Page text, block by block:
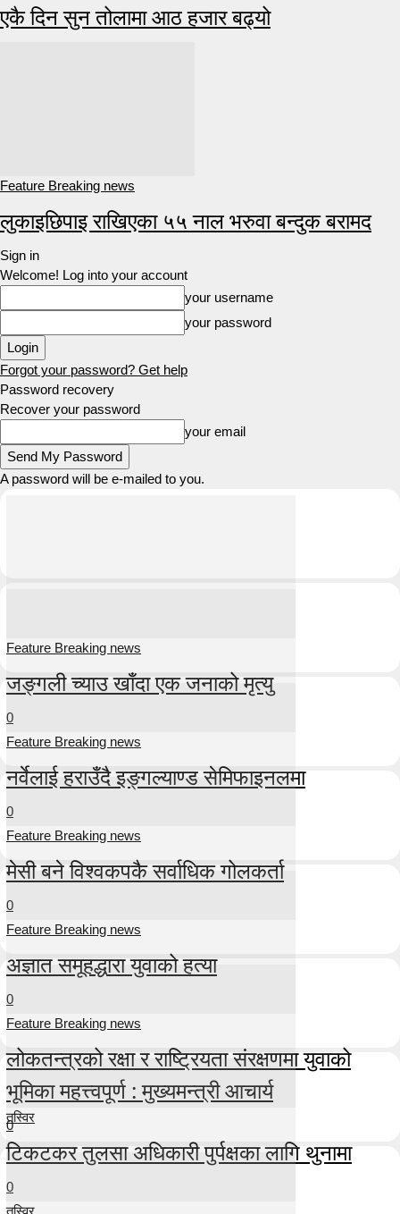
एकै दिन सुन तोलामा आठ हजार बढ्यो
Feature Breaking news
लुकाइछिपाइ राखिएका ५५ नाल भरुवा बन्दुक बरामद
Sign in
Welcome! Log into your account
your username
your password
Forgot your password? Get help
Password recovery
Recover your password
your email
A password will be e-mailed to you.
Feature Breaking news
जङ्गली च्याउ खाँदा एक जनाको मृत्यु
0
Feature Breaking news
नर्वेलाई हराउँदै इङ्गल्याण्ड सेमिफाइनलमा
0
Feature Breaking news
मेसी बने विश्वकपकै सर्वाधिक गोलकर्ता
0
Feature Breaking news
अज्ञात समूहद्धारा युवाको हत्या
0
Feature Breaking news
लोकतन्त्रको रक्षा र राष्ट्रियता संरक्षणमा युवाको
भूमिका महत्त्वपूर्ण : मुख्यमन्त्री आचार्य
0
तस्विर
टिकटकर तुलसा अधिकारी पुर्पक्षका लागि थुनामा
0
तस्विर